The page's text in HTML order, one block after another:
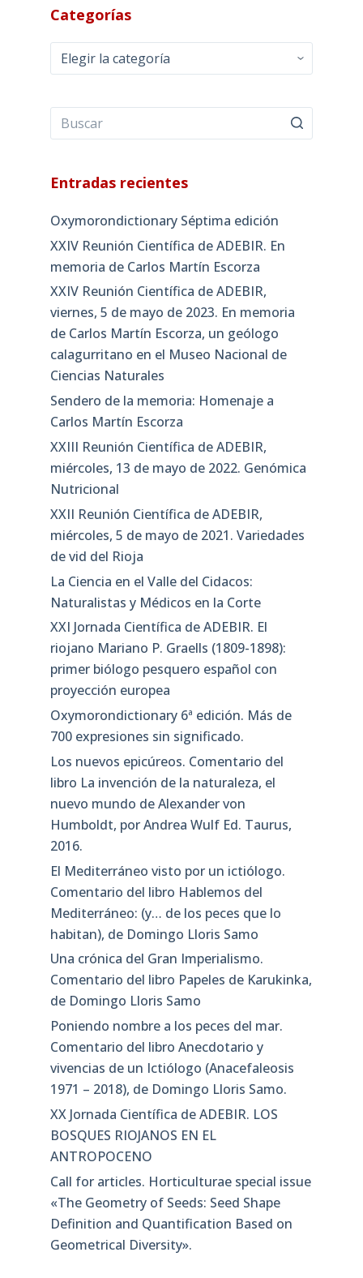
Categorías
Categorías
Entradas recientes
Oxymorondictionary Séptima edición
XXIV Reunión Científica de ADEBIR. En
memoria de Carlos Martín Escorza
XXIV Reunión Científica de ADEBIR,
viernes, 5 de mayo de 2023. En memoria
de Carlos Martín Escorza, un geólogo
calagurritano en el Museo Nacional de
Ciencias Naturales
Sendero de la memoria: Homenaje a
Carlos Martín Escorza
XXIII Reunión Científica de ADEBIR,
miércoles, 13 de mayo de 2022. Genómica
Nutricional
XXII Reunión Científica de ADEBIR,
miércoles, 5 de mayo de 2021. Variedades
de vid del Rioja
La Ciencia en el Valle del Cidacos:
Naturalistas y Médicos en la Corte
XXI Jornada Científica de ADEBIR. El
riojano Mariano P. Graells (1809-1898):
primer biólogo pesquero español con
proyección europea
Oxymorondictionary 6ª edición. Más de
700 expresiones sin significado.
Los nuevos epicúreos. Comentario del
libro La invención de la naturaleza, el
nuevo mundo de Alexander von
Humboldt, por Andrea Wulf Ed. Taurus,
2016.
El Mediterráneo visto por un ictiólogo.
Comentario del libro Hablemos del
Mediterráneo: (y… de los peces que lo
habitan), de Domingo Lloris Samo
Una crónica del Gran Imperialismo.
Comentario del libro Papeles de Karukinka,
de Domingo Lloris Samo
Poniendo nombre a los peces del mar.
Comentario del libro Anecdotario y
vivencias de un Ictiólogo (Anacefaleosis
1971 – 2018), de Domingo Lloris Samo.
XX Jornada Científica de ADEBIR. LOS
BOSQUES RIOJANOS EN EL
ANTROPOCENO
Call for articles. Horticulturae special issue
«The Geometry of Seeds: Seed Shape
Definition and Quantification Based on
Geometrical Diversity»​.